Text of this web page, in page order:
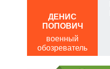
ДЕНИС
ПОПОВИЧ
военный
обозреватель